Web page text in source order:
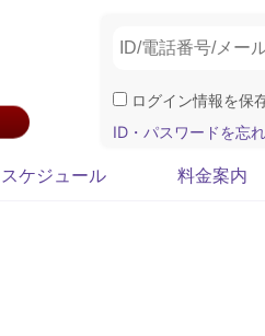
ログイン情報を保
ID・パスワードを忘
スケジュール 料金案内